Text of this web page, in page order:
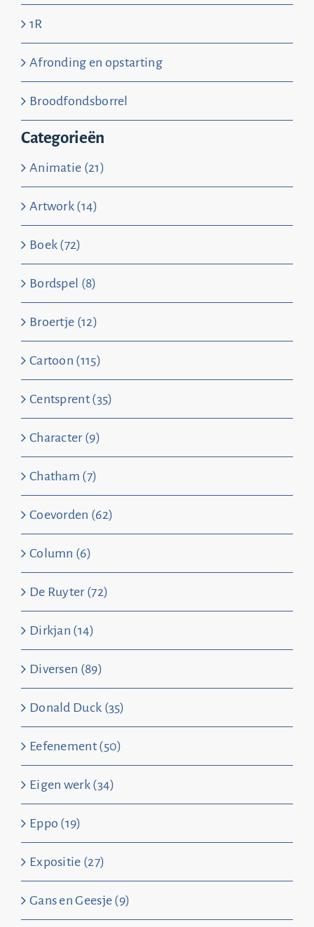
1R
Afronding en opstarting
Broodfondsborrel
Categorieën
Animatie (21)
Artwork (14)
Boek (72)
Bordspel (8)
Broertje (12)
Cartoon (115)
Centsprent (35)
Character (9)
Chatham (7)
Coevorden (62)
Column (6)
De Ruyter (72)
Dirkjan (14)
Diversen (89)
Donald Duck (35)
Eefenement (50)
Eigen werk (34)
Eppo (19)
Expositie (27)
Gans en Geesje (9)